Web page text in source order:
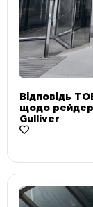
Відповідь
щодо
Gulliver